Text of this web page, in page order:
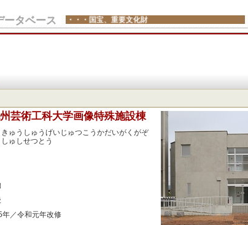
ータベース ・・・国宝、重要文化財
州芸術工科大学画像特殊施設棟
きゅうしゅうげいじゅつこうかだいがくがぞ
ゅしせつとう
年／令和元年改修